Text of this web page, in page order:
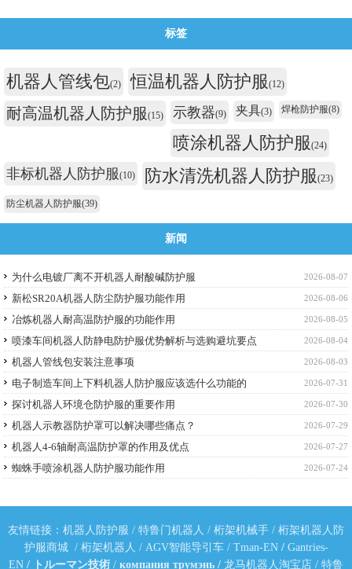
标签
机器人管线包(2) 恒温机器人防护服(12)
耐高温机器人防护服(15) 示教器(9) 夹具(3) 焊枪防护服(8)
喷涂机器人防护服(24)
非标机器人防护服(10) 防水清洗机器人防护服(23)
防尘机器人防护服(39)
新闻
2026-08-07
为什么电镀厂离不开机器人耐酸碱防护服
2026-08-06
新松SR20A机器人防尘防护服功能作用
2026-08-05
冶炼机器人耐高温防护服的功能作用
2026-08-04
喷漆车间机器人防静电防护服优势解析与选购避坑要点
2026-08-03
机器人管线包安装注意事项
2026-07-31
电子制造车间上下料机器人防护服应该选什么功能的
2026-07-30
探讨机器人环境仓防护服的重要作用
2026-07-29
机器人示教器防护罩可以解决哪些痛点？
2026-07-27
机器人4-6轴耐高温防护罩的作用及优点
2026-07-24
蜘蛛手喷涂机器人防护服功能作用
友情链接： 机器人防护服 / 特鲁门机器人 / 桁架机械手 / 桁架机器人防
护服商城/ 桁架机器人 / AGV智能导引车/ Tman-EN/ Gantries-
EN / トルーマン技術 / компания трумэнь / 龙马机器人淘宝店 / 特鲁